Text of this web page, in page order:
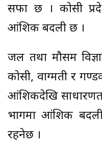
सफा छ । कोसी
आंशिक बदली छ ।
जल तथा मौसम
कोसी, वाग्मती र
आंशिकदेखि
भागमा आंशिक
रहनेछ ।